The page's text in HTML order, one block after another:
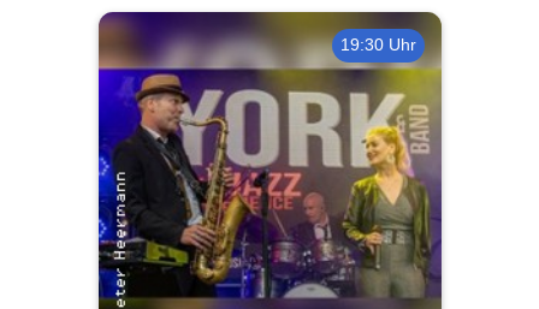
19:30 Uhr